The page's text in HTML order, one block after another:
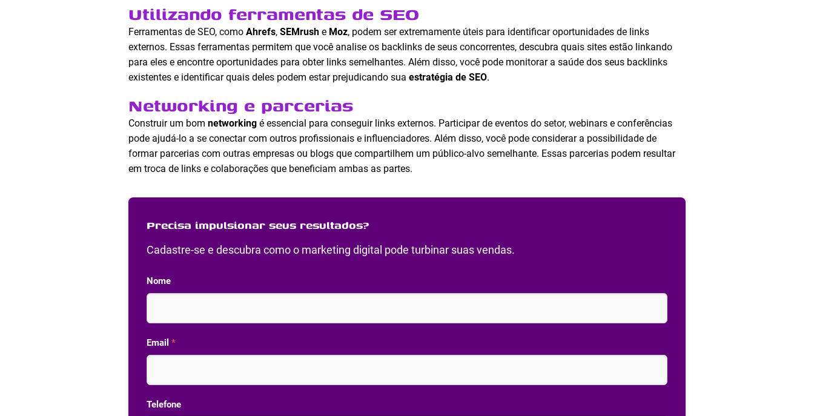
Utilizando ferramentas de SEO
Ferramentas de SEO, como Ahrefs, SEMrush e Moz, podem ser extremamente úteis para identificar oportunidades de links
externos. Essas ferramentas permitem que você analise os backlinks de seus concorrentes, descubra quais sites estão linkando
para eles e encontre oportunidades para obter links semelhantes. Além disso, você pode monitorar a saúde dos seus backlinks
existentes e identificar quais deles podem estar prejudicando sua estratégia de SEO.
Networking e parcerias
Construir um bom networking é essencial para conseguir links externos. Participar de eventos do setor, webinars e conferências
pode ajudá-lo a se conectar com outros profissionais e influenciadores. Além disso, você pode considerar a possibilidade de
formar parcerias com outras empresas ou blogs que compartilhem um público-alvo semelhante. Essas parcerias podem resultar
em troca de links e colaborações que beneficiam ambas as partes.
Precisa impulsionar seus resultados?
Cadastre-se e descubra como o marketing digital pode turbinar suas vendas.
Nome
Email *
Telefone